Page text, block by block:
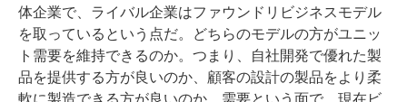
体企業で、ライバル企業はファウンドリビジネスモデル
を取っているという点だ。どちらのモデルの方がユニッ
ト需要を維持できるのか。つまり、自社開発で優れた製
品を提供する方が良いのか、顧客の設計の製品をより柔